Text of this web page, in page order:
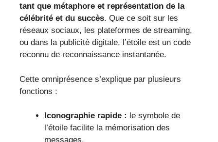
tant que métaphore et représentation de la
célébrité et du succès. Que ce soit sur les
réseaux sociaux, les plateformes de streaming,
ou dans la publicité digitale, l’étoile est un code
reconnu de reconnaissance instantanée.
Cette omniprésence s’explique par plusieurs
fonctions :
Iconographie rapide : le symbole de
l’étoile facilite la mémorisation des
messages.